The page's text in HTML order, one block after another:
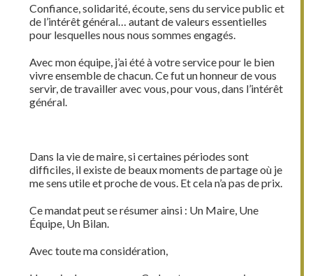
Confiance, solidarité, écoute, sens du service public et
de l’intérêt général… autant de valeurs essentielles
pour lesquelles nous nous sommes engagés.
Avec mon équipe, j’ai été à votre service pour le bien
vivre ensemble de chacun. Ce fut un honneur de vous
servir, de travailler avec vous, pour vous, dans l’intérêt
général.
Dans la vie de maire, si certaines périodes sont
difficiles, il existe de beaux moments de partage où je
me sens utile et proche de vous. Et cela n’a pas de prix.
Ce mandat peut se résumer ainsi : Un Maire, Une
Équipe, Un Bilan.
Avec toute ma considération,